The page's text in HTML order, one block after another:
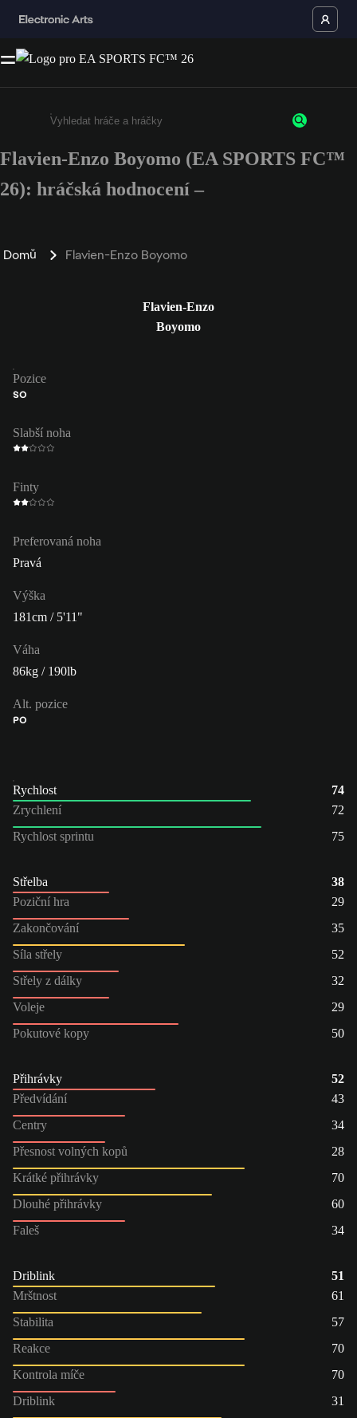
Enter a minimum of 3 characters or numbers
Flavien-Enzo Boyomo (EA SPORTS FC™
26): hráčská hodnocení –
Domů Flavien-Enzo Boyomo
Flavien-Enzo
Boyomo
Pozice
SO
Slabší noha
Finty
Preferovaná noha
Pravá
Výška
181cm / 5'11"
Váha
86kg / 190lb
Alt. pozice
PO
Rychlost
74
Zrychlení
72
Rychlost sprintu
75
Střelba
38
Poziční hra
29
Zakončování
35
Síla střely
52
Střely z dálky
32
Voleje
29
Pokutové kopy
50
Přihrávky
52
Předvídání
43
Centry
34
Přesnost volných kopů
28
Krátké přihrávky
70
Dlouhé přihrávky
60
Faleš
34
Driblink
51
Mrštnost
61
Stabilita
57
Reakce
70
Kontrola míče
70
Driblink
31